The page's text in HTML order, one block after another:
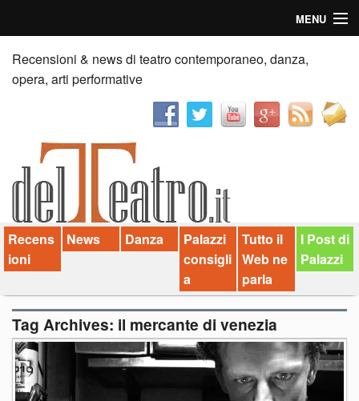
MENU
Home
Recensioni
News
Palazzi consiglia
Video
Chi siamo
Contatti
dT in English
Recensioni & news di teatro contemporaneo, danza,
opera, arti performative
Recens
ioni
News Danza
Palazzi
consigli
a
Tutto il
Web ne
parla
I Post di
Palazzi
Tag Archives: il mercante di venezia